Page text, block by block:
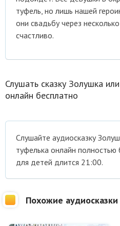
туфель, но лишь нашей
они свадьбу через
счастливо.
Слушать сказку Золушка
онлайн бесплатно
Cлушайте аудиосказку
туфелька онлайн полностью
для детей длится 21:00.
Похожие